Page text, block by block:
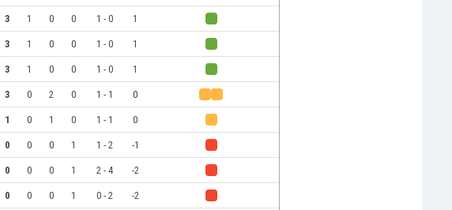
3 1 0 0 1 - 0 1
3 1 0 0 1 - 0 1
3 1 0 0 1 - 0 1
3 0 2 0 1 - 1 0
1 0 1 0 1 - 1 0
0 0 0 1 1 - 2 -1
0 0 0 1 2 - 4 -2
0 0 0 1 0 - 2 -2